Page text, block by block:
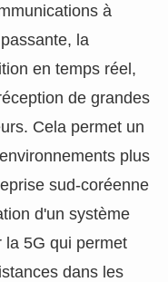
à
la
en temps réel,
de grandes
Cela permet un
plus
sud-coréenne
d'un système
la 5G qui permet
dans les